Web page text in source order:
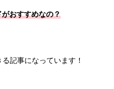
おすすめなの？
記事になっています！